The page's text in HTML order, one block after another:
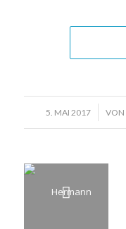
5. MAI 2017
/ VON